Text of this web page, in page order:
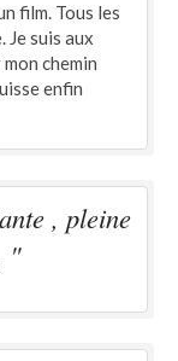
film. Tous les
suis aux
chemin
enfin
, pleine
"